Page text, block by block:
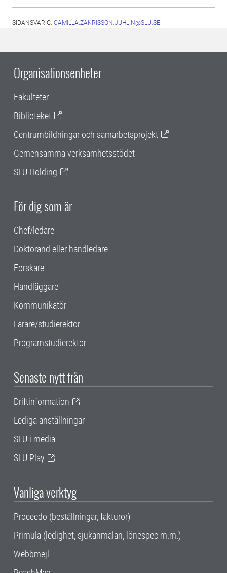
SIDANSVARIG: CAMILLA.ZAKRISSON.JUHLIN@SLU.SE
Organisationsenheter
Fakulteter
Biblioteket
Centrumbildningar och samarbetsprojekt
Gemensamma verksamhetsstödet
SLU Holding
För dig som är
Chef/ledare
Doktorand eller handledare
Forskare
Handläggare
Kommunikatör
Lärare/studierektor
Programstudierektor
Senaste nytt från
Driftinformation
Lediga anställningar
SLU i media
SLU Play
Vanliga verktyg
Proceedo (beställningar, fakturor)
Primula (ledighet, sjukanmälan, lönespec m.m.)
Webbmejl